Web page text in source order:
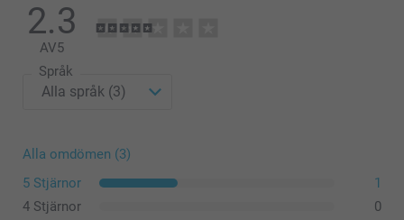
2.3
AV5
Språk
Alla omdömen (3)
5 Stjärnor
1
4 Stjärnor
0